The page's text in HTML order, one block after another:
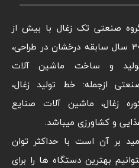
صنعتی تک زغال با بیش از
30 سال سابقه درخشان در طراحی،
و ساخت ماشین آلات
ازجمله: خط تولید زغال،
زغال، ماشین آلات صنایع
و کشاورزی میباشد.
بر آن است با حداکثر توان
بهترین دستگاه ها را برای